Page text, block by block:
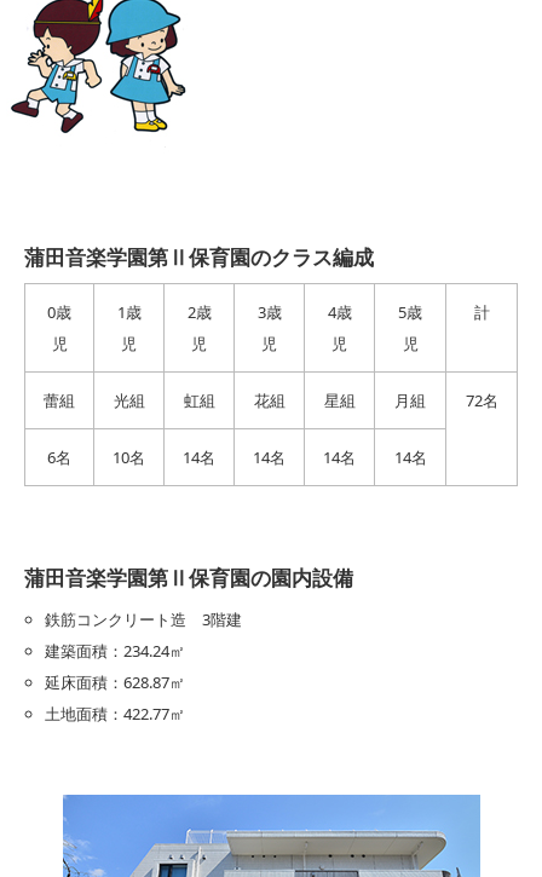
蒲田音楽学園第Ⅱ保育園のクラス編成
0歳
児
1歳
児
2歳
児
3歳
児
4歳
児
5歳
児
計
蕾組 光組 虹組 花組 星組 月組 72名
6名 10名 14名 14名 14名 14名
蒲田音楽学園第Ⅱ保育園の園内設備
鉄筋コンクリート造 3階建
建築面積：234.24㎡
延床面積：628.87㎡
土地面積：422.77㎡